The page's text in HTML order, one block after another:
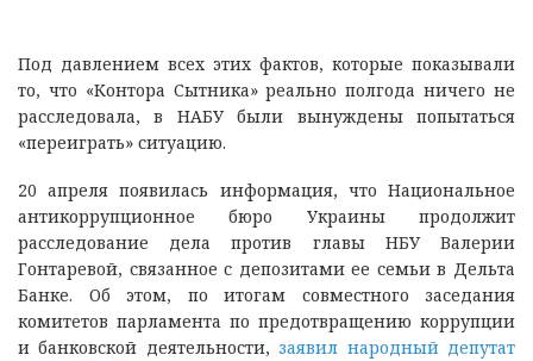
Под давлением всех этих фактов, которые показывали
то, что «Контора Сытника» реально полгода ничего не
расследовала, в НАБУ были вынуждены попытаться
«переиграть» ситуацию.
20 апреля появилась информация, что Национальное
антикоррупционное бюро Украины продолжит
расследование дела против главы НБУ Валерии
Гонтаревой, связанное с депозитами ее семьи в Дельта
Банке. Об этом, по итогам совместного заседания
комитетов парламента по предотвращению коррупции
и банковской деятельности,заявил народный депутат